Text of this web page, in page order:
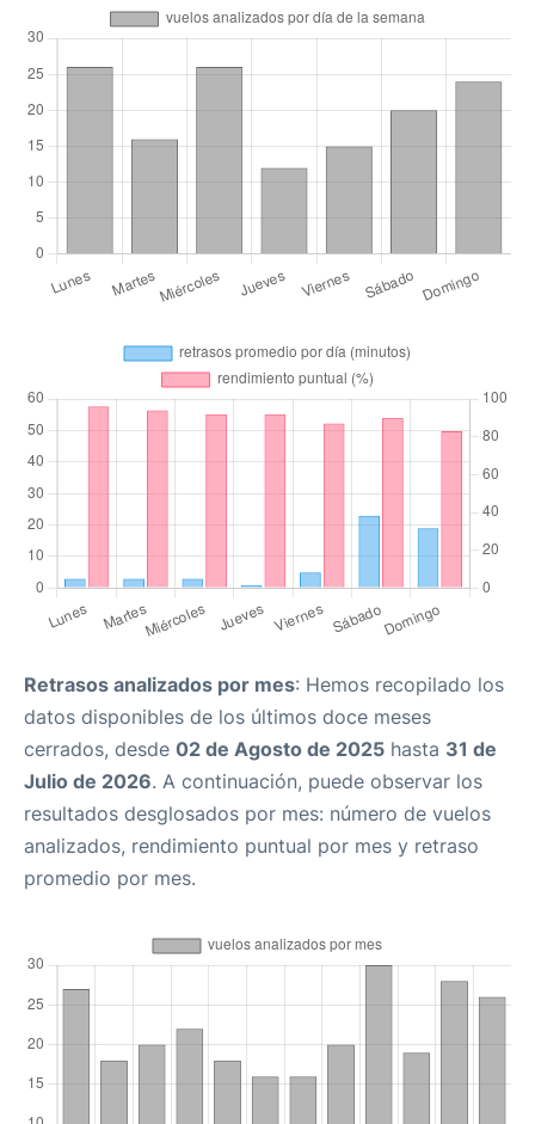
Retrasos analizados por mes: Hemos recopilado los
datos disponibles de los últimos doce meses
cerrados, desde 02 de Agosto de 2025 hasta 31 de
Julio de 2026. A continuación, puede observar los
resultados desglosados por mes: número de vuelos
analizados, rendimiento puntual por mes y retraso
promedio por mes.